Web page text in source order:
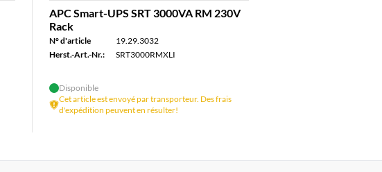
APC Smart-UPS SRT 3000VA RM 230V
Rack
N° d'article
19.29.3032
Herst.-Art.-Nr.:
SRT3000RMXLI
Disponible
Cet article est envoyé par transporteur. Des frais
d'expédition peuvent en résulter!